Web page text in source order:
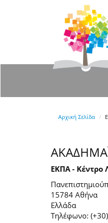
Αρχική Σελίδα
ΕΚΠΑ - Κέντρο
15784 Αθήνα
Ελλάδα
Τηλέφωνο: